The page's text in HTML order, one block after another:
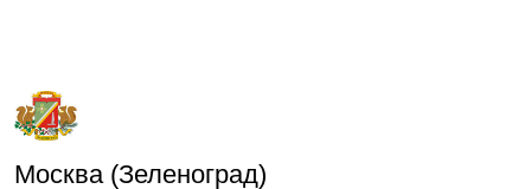
Москва (Зеленоград)